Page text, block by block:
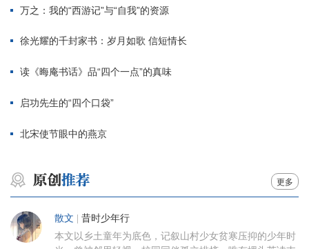
万之：我的“西游记”与“自我”的资源
徐光耀的千封家书：岁月如歌 信短情长
读《晦庵书话》品“四个一点”的真味
启功先生的“四个口袋”
北宋使节眼中的燕京
更多
散文 昔时少年行
本文以乡土童年为底色，记叙山村少女贫寒压抑的少年时